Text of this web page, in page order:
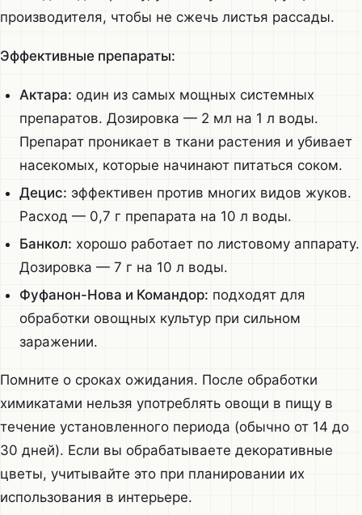
производителя, чтобы не сжечь листья рассады.
Эффективные препараты:
Актара: один из самых мощных системных
препаратов. Дозировка — 2 мл на 1 л воды.
Препарат проникает в ткани растения и убивает
насекомых, которые начинают питаться соком.
Децис: эффективен против многих видов жуков.
Расход — 0,7 г препарата на 10 л воды.
Банкол: хорошо работает по листовому аппарату.
Дозировка — 7 г на 10 л воды.
Фуфанон-Нова и Командор: подходят для
обработки овощных культур при сильном
заражении.
Помните о сроках ожидания. После обработки
химикатами нельзя употреблять овощи в пищу в
течение установленного периода (обычно от 14 до
30 дней). Если вы обрабатываете декоративные
цветы, учитывайте это при планировании их
использования в интерьере.